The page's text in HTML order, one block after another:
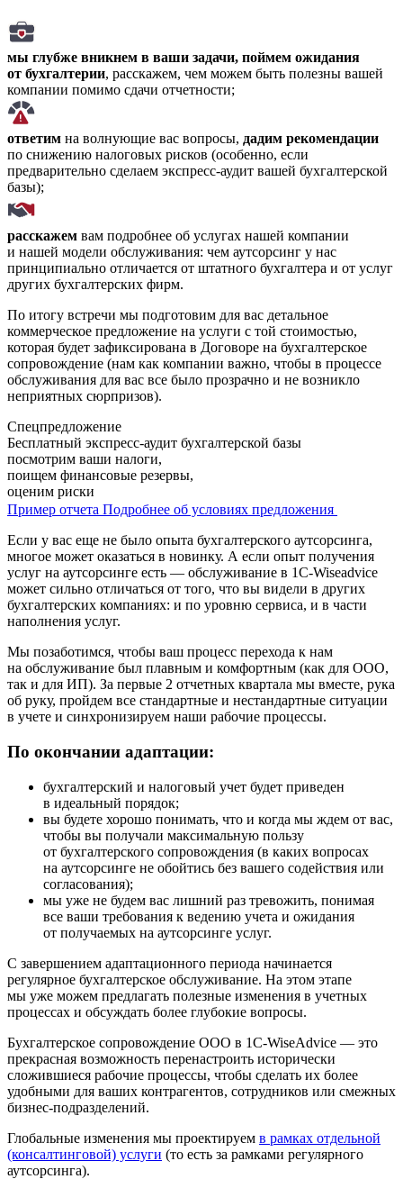
мы глубже вникнем в ваши задачи, поймем ожидания
от бухгалтерии, расскажем, чем можем быть полезны вашей
компании помимо сдачи отчетности;
ответим на волнующие вас вопросы, дадим рекомендации
по снижению налоговых рисков (особенно, если
предварительно сделаем экспресс-аудит вашей бухгалтерской
базы);
расскажем вам подробнее об услугах нашей компании
и нашей модели обслуживания: чем аутсорсинг у нас
принципиально отличается от штатного бухгалтера и от услуг
других бухгалтерских фирм.
По итогу встречи мы подготовим для вас детальное
коммерческое предложение на услуги с той стоимостью,
которая будет зафиксирована в Договоре на бухгалтерское
сопровождение (нам как компании важно, чтобы в процессе
обслуживания для вас все было прозрачно и не возникло
неприятных сюрпризов).
Спецпредложение
Бесплатный экспресс-аудит бухгалтерской базы
посмотрим ваши налоги,
поищем финансовые резервы,
оценим риски
Пример отчета Подробнее об условиях предложения
Если у вас еще не было опыта бухгалтерского аутсорсинга,
многое может оказаться в новинку. А если опыт получения
услуг на аутсорсинге есть — обслуживание в 1С-Wiseadvice
может сильно отличаться от того, что вы видели в других
бухгалтерских компаниях: и по уровню сервиса, и в части
наполнения услуг.
Мы позаботимся, чтобы ваш процесс перехода к нам
на обслуживание был плавным и комфортным (как для ООО,
так и для ИП). За первые 2 отчетных квартала мы вместе, рука
об руку, пройдем все стандартные и нестандартные ситуации
в учете и синхронизируем наши рабочие процессы.
По окончании адаптации:
бухгалтерский и налоговый учет будет приведен
в идеальный порядок;
вы будете хорошо понимать, что и когда мы ждем от вас,
чтобы вы получали максимальную пользу
от бухгалтерского сопровождения (в каких вопросах
на аутсорсинге не обойтись без вашего содействия или
согласования);
мы уже не будем вас лишний раз тревожить, понимая
все ваши требования к ведению учета и ожидания
от получаемых на аутсорсинге услуг.
С завершением адаптационного периода начинается
регулярное бухгалтерское обслуживание. На этом этапе
мы уже можем предлагать полезные изменения в учетных
процессах и обсуждать более глубокие вопросы.
Бухгалтерское сопровождение ООО в 1C-WiseAdvice — это
прекрасная возможность перенастроить исторически
сложившиеся рабочие процессы, чтобы сделать их более
удобными для ваших контрагентов, сотрудников или смежных
бизнес-подразделений.
Глобальные изменения мы проектируем в рамках отдельной
(консалтинговой) услуги (то есть за рамками регулярного
аутсорсинга).